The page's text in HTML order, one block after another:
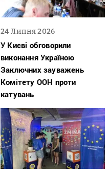
24 Липня 2026
У Києві обговорили
виконання Україною
Заключних зауважень
Комітету ООН проти
катувань